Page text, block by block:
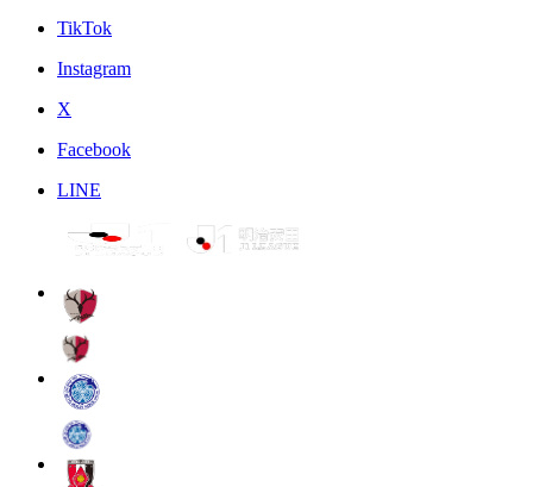
TikTok
Instagram
X
Facebook
LINE